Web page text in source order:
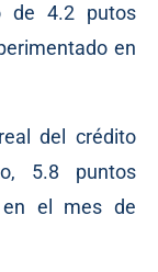
de 4.2 putos
en
del crédito
5.8 puntos
en el mes de